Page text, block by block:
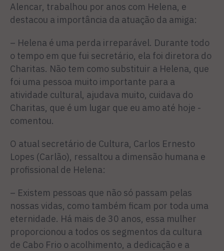
Alencar, trabalhou por anos com Helena, e
destacou a importância da atuação da amiga:
– Helena é uma perda irreparável. Durante todo
o tempo em que fui secretário, ela foi diretora do
Charitas. Não tem como substituir a Helena, que
foi uma pessoa muito importante para a
atividade cultural, ajudava muito, cuidava do
Charitas, que é um lugar que eu amo até hoje -
comentou.
O atual secretário de Cultura, Carlos Ernesto
Lopes (Carlão), ressaltou a dimensão humana e
profissional de Helena:
– Existem pessoas que não só passam pelas
nossas vidas, como também ficam por toda uma
eternidade. Há mais de 30 anos, essa mulher
proporcionou a todos os segmentos da cultura
de Cabo Frio o acolhimento, a dedicação e a